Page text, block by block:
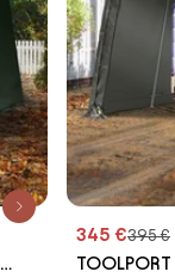
345 €395 €